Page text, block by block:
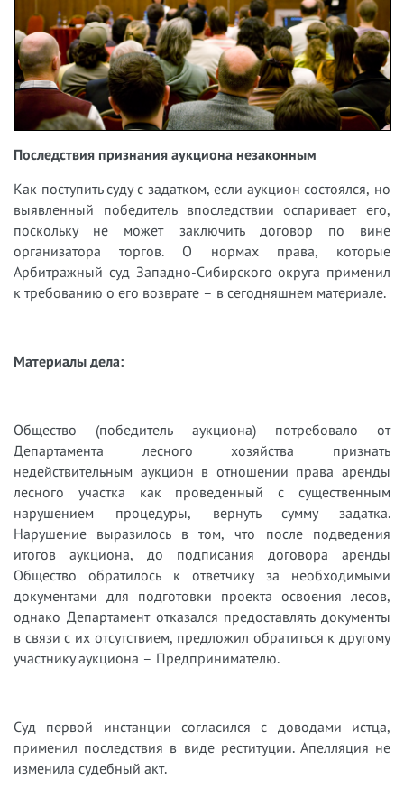
Последствия признания аукциона незаконным
Как поступить суду с задатком, если аукцион состоялся, но
выявленный победитель впоследствии оспаривает его,
поскольку не может заключить договор по вине
организатора торгов. О нормах права, которые
Арбитражный суд Западно-Сибирского округа применил
к требованию о его возврате – в сегодняшнем материале.
Материалы дела:
Общество (победитель аукциона) потребовало от
Департамента лесного хозяйства признать
недействительным аукцион в отношении права аренды
лесного участка как проведенный с существенным
нарушением процедуры, вернуть сумму задатка.
Нарушение выразилось в том, что после подведения
итогов аукциона, до подписания договора аренды
Общество обратилось к ответчику за необходимыми
документами для подготовки проекта освоения лесов,
однако Департамент отказался предоставлять документы
в связи с их отсутствием, предложил обратиться к другому
участнику аукциона – Предпринимателю.
Суд первой инстанции согласился с доводами истца,
применил последствия в виде реституции. Апелляция не
изменила судебный акт.